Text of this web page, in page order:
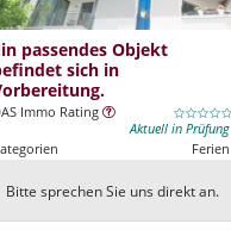
passendes Objekt
sich in
Immo Rating
Aktuell in Prüfung
Ferien
Bitte sprechen Sie uns direkt an.